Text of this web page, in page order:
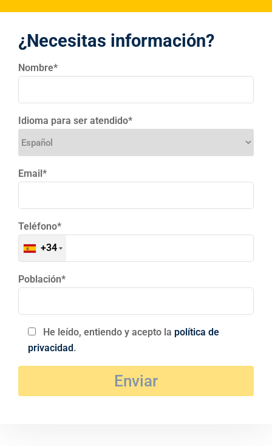
¿Necesitas información?
Nombre*
Idioma para ser atendido*
Email*
Teléfono*
+34
Población*
He leído, entiendo y acepto la política de
privacidad.